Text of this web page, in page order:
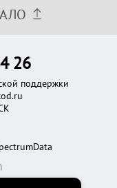
26
поддержки